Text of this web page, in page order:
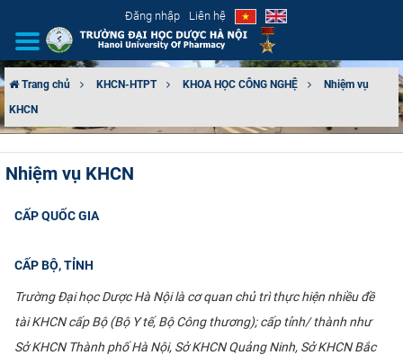
Đăng nhập Liên hệ
GIỚI THIỆU
CƠ CẤU TỔ CHỨC
TUYỂN SINH
ĐẢM BẢO CHẤT LƯỢNG
KHOA HỌC CÔNG NGHỆ
Trang chủ KHCN-HTPT KHOA HỌC CÔNG NGHỆ
Nhiệm vụ
KHCN
Nhiệm vụ KHCN
CẤP QUỐC GIA
CẤP BỘ, TỈNH
Trường Đại học Dược Hà Nội là cơ quan chủ trì thực hiện nhiều đề
tài KHCN cấp Bộ (Bộ Y tế, Bộ Công thương); cấp tỉnh/ thành như
Sở KHCN Thành phố Hà Nội, Sở KHCN Quảng Ninh, Sở KHCN Bắc